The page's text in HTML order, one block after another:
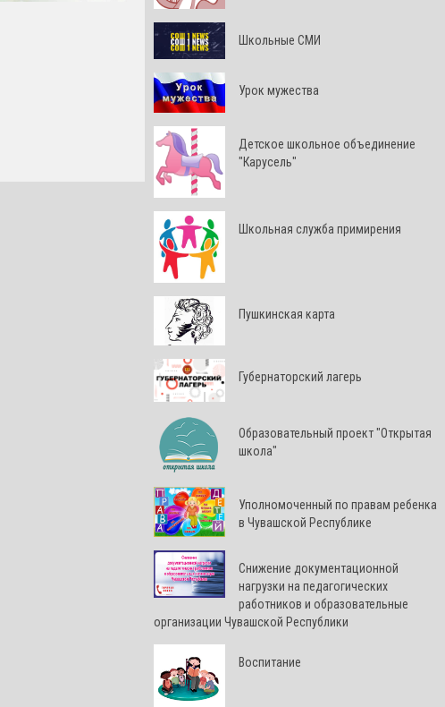
Школьные СМИ
Урок мужества
Детское школьное объединение
"Карусель"
Школьная служба примирения
Пушкинская карта
Губернаторский лагерь
Образовательный проект "Открытая
школа"
Уполномоченный по правам ребенка
в Чувашской Республике
Снижение документационной
нагрузки на педагогических
работников и образовательные
организации Чувашской Республики
Воспитание